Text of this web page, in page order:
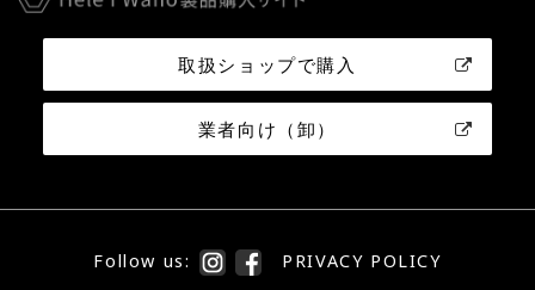
取扱ショップで購入
業者向け（卸）
Follow us: PRIVACY POLICY